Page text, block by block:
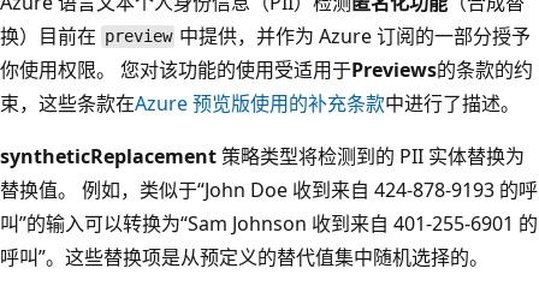
换）目前在 preview 中提供，并作为 Azure 订阅的一部分授予
你使用权限。 您对该功能的使用受适用于Previews的条款的约
束，这些条款在Azure 预览版使用的补充条款中进行了描述。
syntheticReplacement策略类型将检测到的 PII 实体替换为
替换值。 例如，类似于“John Doe 收到来自 424-878-9193 的呼
叫”的输入可以转换为“Sam Johnson 收到来自 401-255-6901 的
呼叫”。这些替换项是从预定义的替代值集中随机选择的。